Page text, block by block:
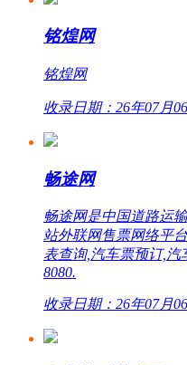
铭煌网
铭煌网
收录日期：26年07月
畅途网
畅途网是中国道路运
站外联网售票网络平
表查询,汽车票预订,汽
8080.
收录日期：26年07月